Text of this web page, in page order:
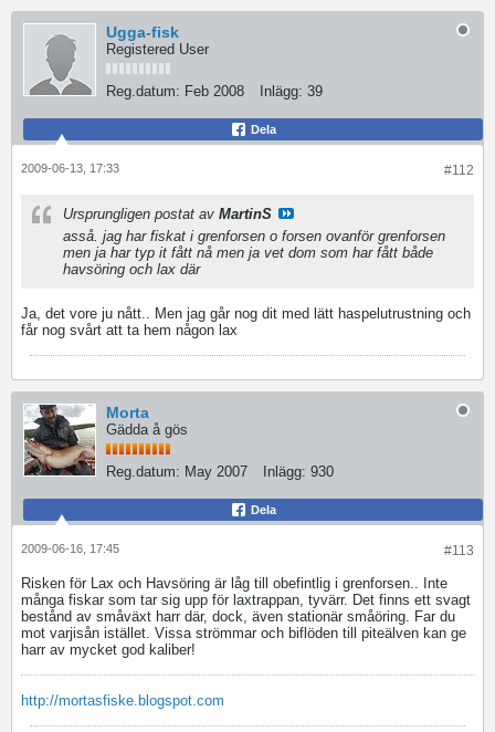
Ugga-fisk
Registered User
Reg.datum: Feb 2008 Inlägg: 39
Dela
#112
2009-06-13, 17:33
Ursprungligen postat av MartinS
asså. jag har fiskat i grenforsen o forsen ovanför grenforsen
men ja har typ it fått nå men ja vet dom som har fått både
havsöring och lax där
Ja, det vore ju nått.. Men jag går nog dit med lätt haspelutrustning och
får nog svårt att ta hem någon lax
Morta
Gädda å gös
Reg.datum: May 2007 Inlägg: 930
Dela
#113
2009-06-16, 17:45
Risken för Lax och Havsöring är låg till obefintlig i grenforsen.. Inte
många fiskar som tar sig upp för laxtrappan, tyvärr. Det finns ett svagt
bestånd av småväxt harr där, dock, även stationär småöring. Far du
mot varjisån istället. Vissa strömmar och biflöden till piteälven kan ge
harr av mycket god kaliber!
http://mortasfiske.blogspot.com